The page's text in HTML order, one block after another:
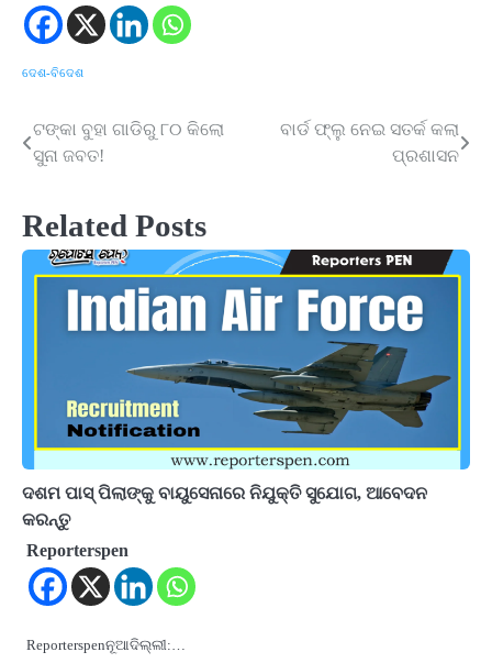
ଦେଶ-ବିଦେଶ
Post
navigation
ଟଙ୍କା ବୁହା ଗାଡିରୁ ୮୦ କିଲୋ
ସୁନା ଜବତ!
ବାର୍ଡ ଫ୍ଲୁ ନେଇ ସତର୍କ କଲା
ପ୍ରଶାସନ
Related Posts
ଦଶମ ପାସ୍ ପିଲାଙ୍କୁ ବାୟୁସେନାରେ ନିଯୁକ୍ତି ସୁଯୋଗ, ଆବେଦନ
କରନ୍ତୁ
Reporterspen
Reporterspenନୂଆଦିଲ୍ଲୀ:…